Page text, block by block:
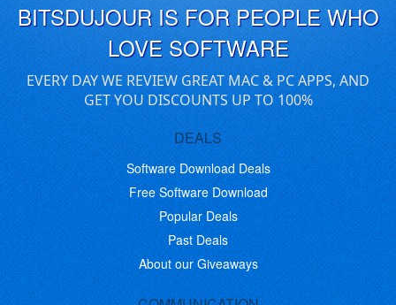
BITSDUJOUR IS FOR PEOPLE WHO
LOVE SOFTWARE
EVERY DAY WE REVIEW GREAT MAC & PC APPS, AND
GET YOU DISCOUNTS UP TO 100%
DEALS
Software Download Deals
Free Software Download
Popular Deals
Past Deals
About our Giveaways